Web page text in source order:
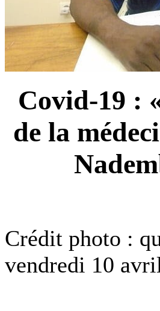
Covid-19 :
de la
Crédit photo :
vendredi 10